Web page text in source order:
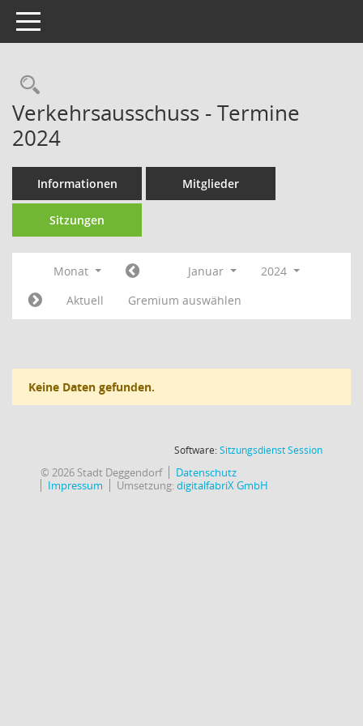
Toggle navigation
Rechercheauswahl
Verkehrsausschuss - Termine
2024
Informationen Mitglieder
Sitzungen
Monat Januar
2024
Aktuell
Gremium auswählen
Keine Daten gefunden.
Software:SitzungsdienstSession(Wird in
© 2026 Stadt Deggendorf
Datenschutz
Impressum
Umsetzung:digitalfabriX GmbH